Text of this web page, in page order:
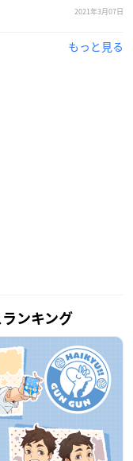
2021年3月07日
もっと見る
ンキング